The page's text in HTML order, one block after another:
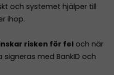
och systemet hjälper till
ihop.
risken för fel och när
med BankID och